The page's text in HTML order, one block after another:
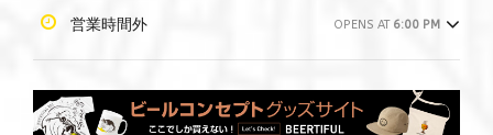
営業時間外 OPENS AT 6:00 PM